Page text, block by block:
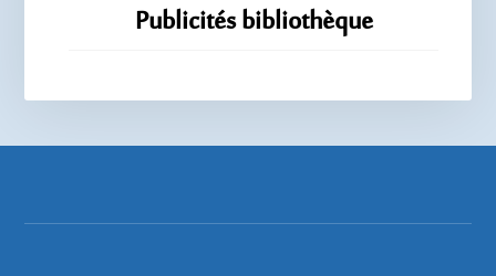
Publicités bibliothèque